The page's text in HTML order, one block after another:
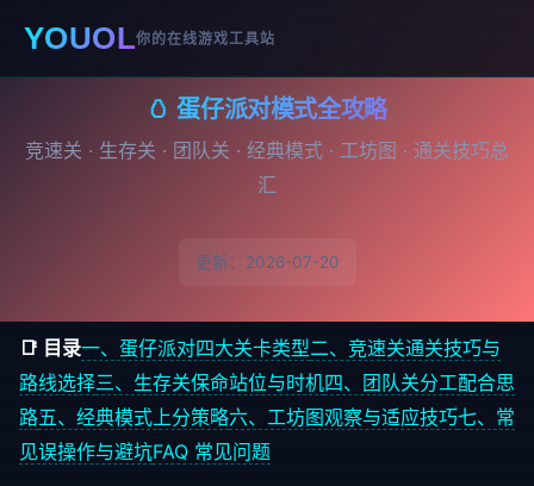
YOUOL你的在线游戏工具站
🥚 蛋仔派对模式全攻略
竞速关 · 生存关 · 团队关 · 经典模式 · 工坊图 · 通关技巧总
汇
更新：2026-07-20
📑 目录一、蛋仔派对四大关卡类型二、竞速关通关技巧与
路线选择三、生存关保命站位与时机四、团队关分工配合思
路五、经典模式上分策略六、工坊图观察与适应技巧七、常
见误操作与避坑FAQ 常见问题